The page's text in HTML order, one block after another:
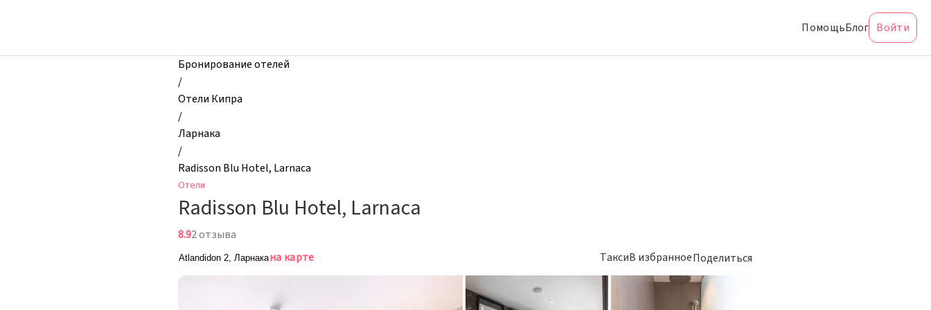
Radisson
ПомощьБлог Войти
Бронирование отелей
/
Отели Кипра
/
Ларнака
/
Radisson Blu Hotel, Larnaca
Отели
Radisson Blu Hotel, Larnaca
8.92 отзыва
Atlandidon 2, Ларнакана карте ТаксиВ избранноеПоделиться